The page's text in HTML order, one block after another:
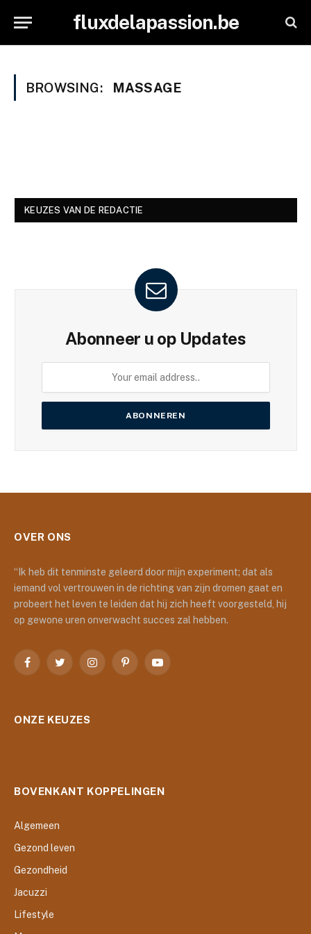
fluxdelapassion.be
BROWSING: MASSAGE
KEUZES VAN DE REDACTIE
Abonneer u op Updates
OVER ONS
“Ik heb dit tenminste geleerd door mijn experiment; dat als
iemand vol vertrouwen in de richting van zijn dromen gaat en
probeert het leven te leiden dat hij zich heeft voorgesteld, hij
op gewone uren onverwacht succes zal hebben.
FacebookTwitterInstagramPinterestYouTube
ONZE KEUZES
BOVENKANT KOPPELINGEN
Algemeen
Gezond leven
Gezondheid
Jacuzzi
Lifestyle